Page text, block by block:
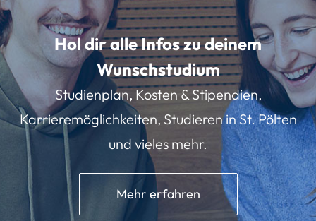
Hol dir alle Infos zu deinem
Wunschstudium
Studienplan, Kosten & Stipendien,
Karrieremöglichkeiten, Studieren in St. Pölten
und vieles mehr.
Mehr erfahren